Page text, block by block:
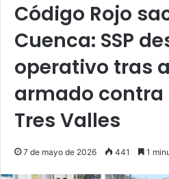
Código Rojo
Cuenca: SSP
operativo tras
armado contra
Tres Valles
7 de mayo de 2026 441 1